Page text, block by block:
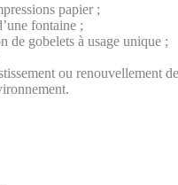
papier ;
fontaine ;
de gobelets à usage unique ;
ou renouvellement